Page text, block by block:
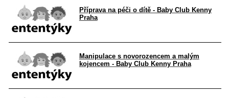
Příprava na péči o dítě - Baby Club Kenny
Praha
Manipulace s novorozencem a malým
kojencem - Baby Club Kenny Praha